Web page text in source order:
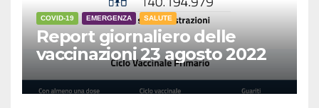
COVID-19 EMERGENZA SALUTE
Report giornaliero delle
vaccinazioni 23 agosto 2022